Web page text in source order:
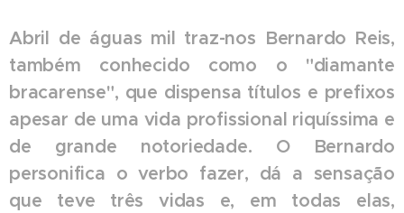
Abril de águas mil traz-nos Bernardo Reis,
também conhecido como o "diamante
bracarense", que dispensa títulos e prefixos
apesar de uma vida profissional riquíssima e
de grande notoriedade. O Bernardo
personifica o verbo fazer, dá a sensação
que teve três vidas e, em todas elas,